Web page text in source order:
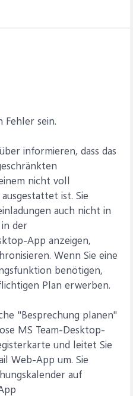
sein.
informieren, dass das
nicht voll
ist. Sie
auch nicht in
der
App anzeigen,
Wenn Sie eine
benötigen,
Plan erwerben.
"Besprechung planen"
MS Team-Desktop-
und leitet Sie
Web-App um. Sie
auf